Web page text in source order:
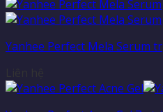
Yanhee Perfect Mela Serum